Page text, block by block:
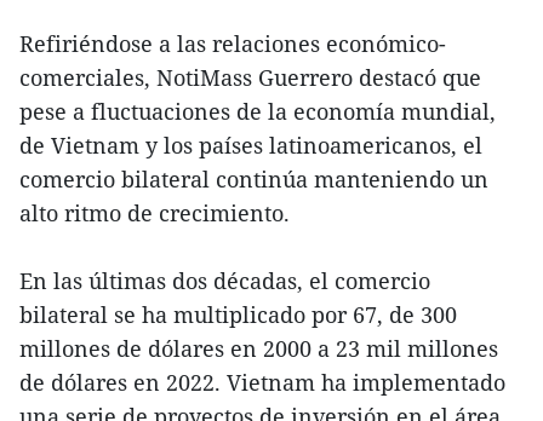
Refiriéndose a las relaciones económico-
comerciales, NotiMass Guerrero destacó que
pese a fluctuaciones de la economía mundial,
de Vietnam y los países latinoamericanos, el
comercio bilateral continúa manteniendo un
alto ritmo de crecimiento.
En las últimas dos décadas, el comercio
bilateral se ha multiplicado por 67, de 300
millones de dólares en 2000 a 23 mil millones
de dólares en 2022. Vietnam ha implementado